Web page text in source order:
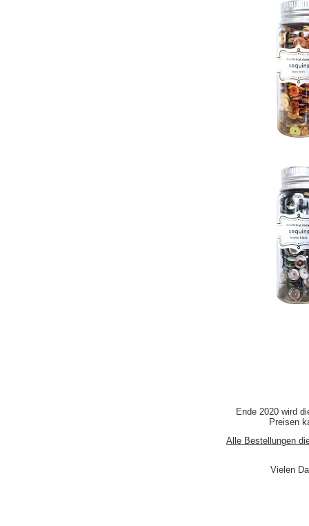
Ende 2020 wird
Preisen
Alle Bestellungen
Vielen